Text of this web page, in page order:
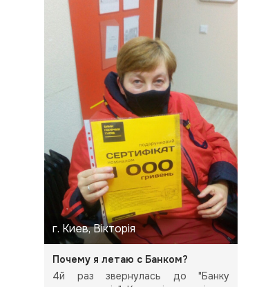
г. Киев, Вікторія
Почему я летаю с Банком?
4й раз звернулась до "Банку